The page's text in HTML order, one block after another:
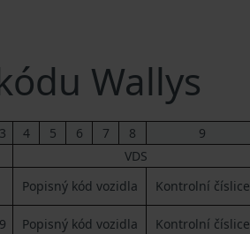
Wallys
3 4 5 6 7 8 9
VDS
Popisný kód vozidla Kontrolní číslice
9 Popisný kód vozidla Kontrolní číslice